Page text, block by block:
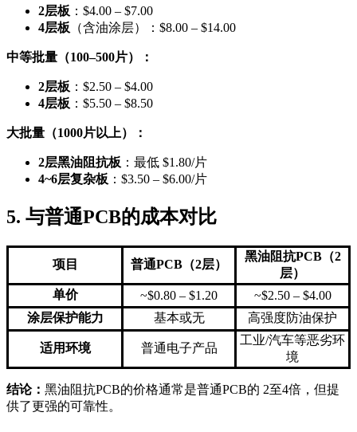
2层板 ：$4.00 – $7.00
4层板 （含油涂层）：$8.00 – $14.00
中等批量（100–500片）：
2层板 ：$2.50 – $4.00
4层板 ：$5.50 – $8.50
大批量（1000片以上）：
2层黑油阻抗板 ：最低 $1.80/片
4~6层复杂板 ：$3.50 – $6.00/片
5. 与普通PCB的成本对比
项目 普通PCB（2层）
黑油阻抗PCB（2
层）
单价
~$0.80 – $1.20
~$2.50 – $4.00
涂层保护能力
基本或无 高强度防油保护
适用环境 普通电子产品
工业/汽车等恶劣环
境
结论： 黑油阻抗PCB的价格通常是普通PCB的 2至4倍，但提
供了更强的可靠性。